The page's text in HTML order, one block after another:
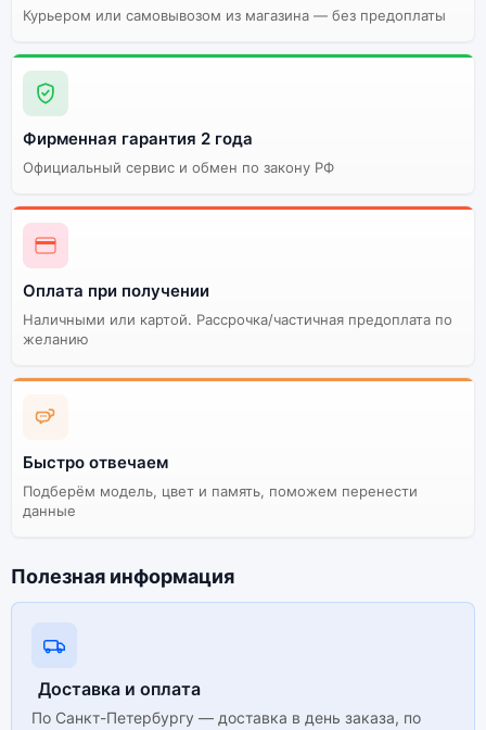
Стоимость смартфона
POCO F5 PRO 5G NFC
12Gb/512Gb White
Существует китайская и глобальная версия
смартфона POCO F5 PRO 5G NFC 12Gb/512Gb White
(Белый). Мы рекомендуем выбирать глобальной
версию — она полностью адаптирована и
стоить дешевле, но корректная работа сервисов не
гарантируется.
Курьером или самовывозом из магазина — без предоплаты
Фирменная гарантия 2 года
Официальный сервис и обмен по закону РФ
Оплата при получении
Наличными или картой. Рассрочка/частичная предоплата по
желанию
Быстро отвечаем
Подберём модель, цвет и память, поможем перенести
данные
Полезная информация
Доставка и оплата
По Санкт-Петербургу — доставка в день заказа, по